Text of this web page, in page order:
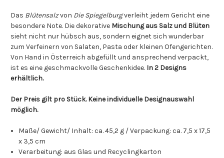
Das Blütensalzvon Die Spiegelburgverleiht jedem Gericht eine
besondere Note. Die dekorative Mischung aus Salz und Blüten
sieht nicht nur hübsch aus, sondern eignet sich wunderbar
zum Verfeinern von Salaten, Pasta oder kleinen Ofengerichten.
Von Hand in Österreich abgefüllt und ansprechend verpackt,
ist es eine geschmackvolle Geschenkidee. In 2 Designs
erhältlich.
Der Preis gilt pro Stück. Keine individuelle Designauswahl
möglich.
Maße/ Gewicht/ Inhalt: ca. 45,2 g / Verpackung: ca. 7,5 x 17,5
x 3,5 cm
Verarbeitung: aus Glas und Recyclingkarton